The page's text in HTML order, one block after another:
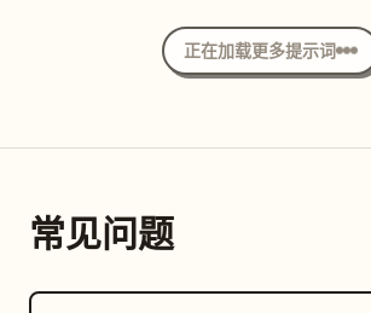
翻滚的巨浪、海沫、风痕、金色的
旋的雕刻式五线谱线条，营造出海
母题。在海浪中融入装饰性的红色
青色、黑色、古金色、象牙白、珊
正在加载更多提示词
常见问题